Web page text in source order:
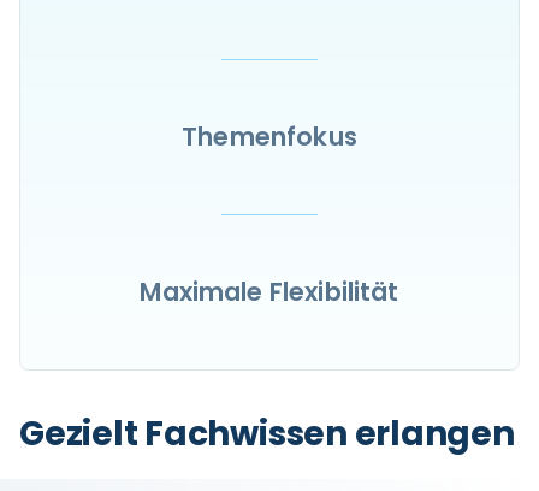
Themenfokus
Maximale Flexibilität
Gezielt Fachwissen erlangen